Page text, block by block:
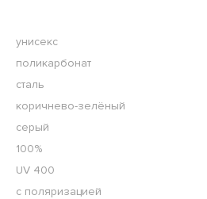
унисекс
поликарбонат
сталь
коричнево-зелёный
серый
100%
UV 400
с поляризацией